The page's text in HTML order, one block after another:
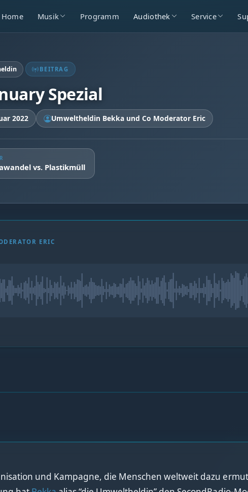
Home Musik Programm Audiothek Service
BEITRAG
Spezial
2022 Umweltheldin Bekka und Co Moderator Eric
vs. Plastikmüll
ERIC
und Kampagne, die Menschen weltweit dazu